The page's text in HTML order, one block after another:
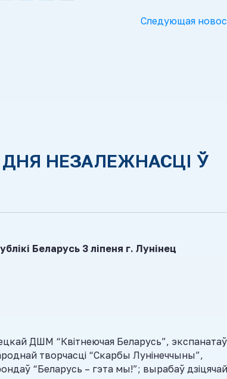
Следующая
НЕЗАЛЕЖНАСЦІ Ў
Беларусь 3 ліпеня г. Лунінец
ДШМ “Квітнеючая Беларусь”,
творчасці “Скарбы Лунінеччыны”,
“Беларусь – гэта мы!”; вырабаў дзіцячай